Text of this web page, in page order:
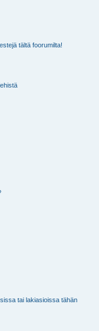
tältä foorumilta!
tai lakiasioissa tähän